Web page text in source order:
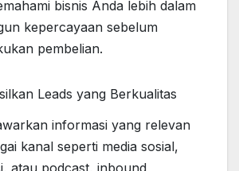
bisnis Anda lebih dalam
kepercayaan sebelum
pembelian.
Leads yang Berkualitas
informasi yang relevan
kanal seperti media sosial,